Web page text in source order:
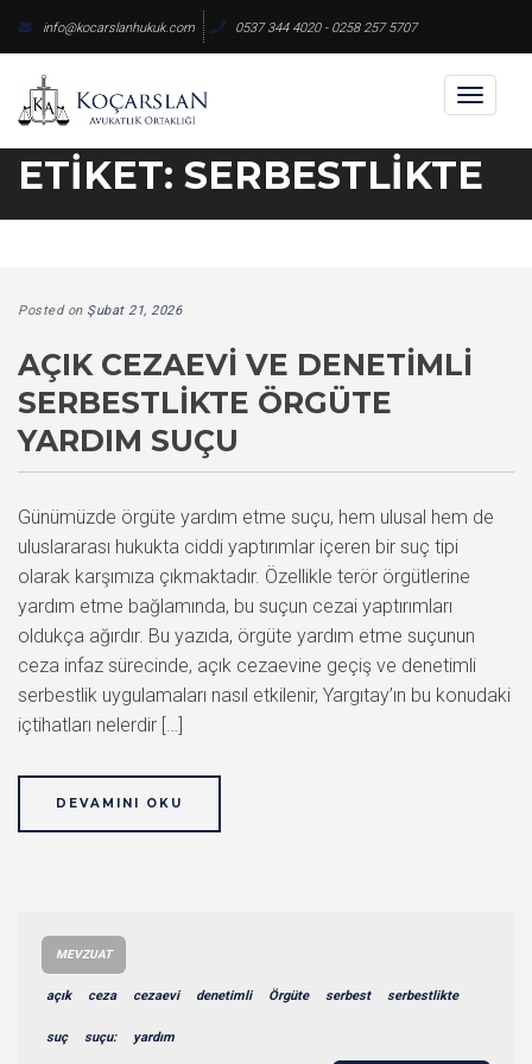
content
info@kocarslanhukuk.com 0537 344 4020 - 0258 257 5707
Toggle
ETIKET: SERBESTLIKTE
Posted on Şubat 21, 2026
AÇIK CEZAEVI VE DENETIMLI
SERBESTLIKTE ÖRGÜTE
YARDIM SUÇU
Günümüzde örgüte yardım etme suçu, hem ulusal hem de
uluslararası hukukta ciddi yaptırımlar içeren bir suç tipi
olarak karşımıza çıkmaktadır. Özellikle terör örgütlerine
yardım etme bağlamında, bu suçun cezai yaptırımları
oldukça ağırdır. Bu yazıda, örgüte yardım etme suçunun
ceza infaz sürecinde, açık cezaevine geçiş ve denetimli
serbestlik uygulamaları nasıl etkilenir, Yargıtay’ın bu konudaki
içtihatları nelerdir […]
DEVAMINI OKU
MEVZUAT
açık ceza cezaevi denetimli Örgüte serbest serbestlikte
suç suçu: yardım